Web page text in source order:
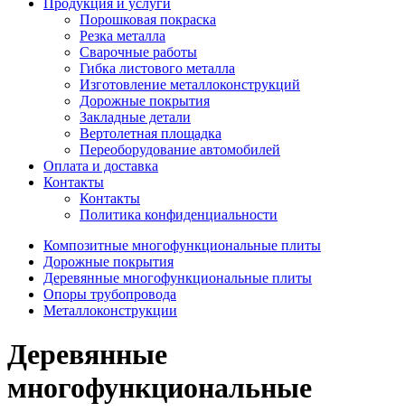
Продукция и услуги
Порошковая покраска
Резка металла
Сварочные работы
Гибка листового металла
Изготовление металлоконструкций
Дорожные покрытия
Закладные детали
Вертолетная площадка
Переоборудование автомобилей
Оплата и доставка
Контакты
Контакты
Политика конфиденциальности
Композитные многофункциональные плиты
Дорожные покрытия
Деревянные многофункциональные плиты
Опоры трубопровода
Металлоконструкции
Деревянные
многофункциональные